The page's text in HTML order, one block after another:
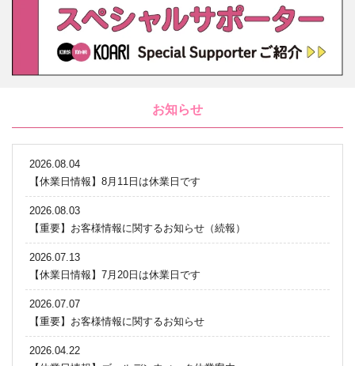
お知らせ
2026.08.04
【休業日情報】8月11日は休業日です
2026.08.03
【重要】お客様情報に関するお知らせ（続報）
2026.07.13
【休業日情報】7月20日は休業日です
2026.07.07
【重要】お客様情報に関するお知らせ
2026.04.22